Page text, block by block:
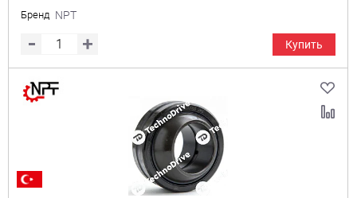
Бренд NPT
Купить